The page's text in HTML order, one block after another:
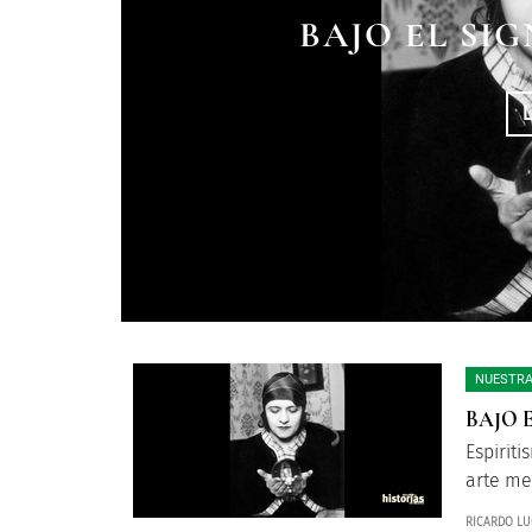
BAJO EL
BAJO
arte
RICARDO